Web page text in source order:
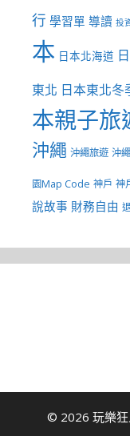
行 學習單 導讀 投
本 日本北海道
東北 日本東北冬
本親子旅
沖繩 沖繩旅遊 沖
園Map Code 神戶 神
說故事 財務自由
© 2026 玩樂狂